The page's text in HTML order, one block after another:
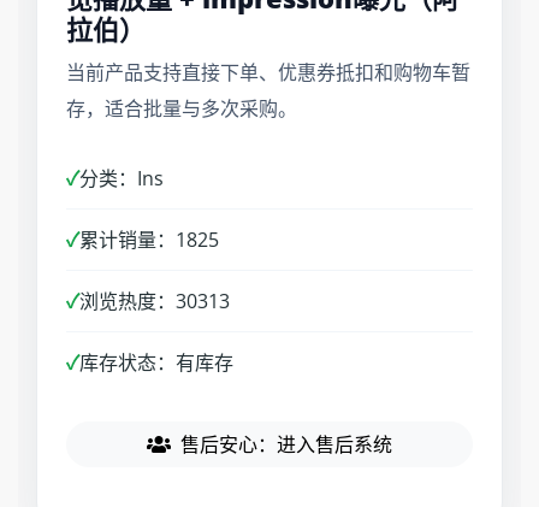
拉伯）
当前产品支持直接下单、优惠券抵扣和购物车暂
存，适合批量与多次采购。
✓分类：Ins
✓累计销量：1825
✓浏览热度：30313
✓库存状态：有库存
售后安心：进入售后系统